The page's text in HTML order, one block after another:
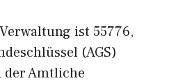
ist 55776,
(AGS)
der Amtliche